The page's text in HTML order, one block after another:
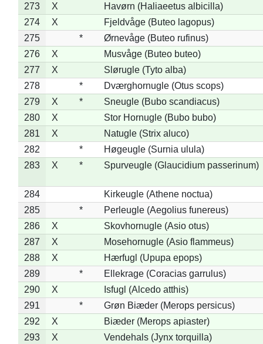
273
X
Havørn (Haliaeetus albicilla)
274
X
Fjeldvåge (Buteo lagopus)
275
*
Ørnevåge (Buteo rufinus)
276
X
Musvåge (Buteo buteo)
277
X
Slørugle (Tyto alba)
278
*
Dværghornugle (Otus scops)
279
X *
Sneugle (Bubo scandiacus)
280
X
Stor Hornugle (Bubo bubo)
281
X
Natugle (Strix aluco)
282
*
Høgeugle (Surnia ulula)
283
X * Spurveugle (Glaucidium passerinum)
284
Kirkeugle (Athene noctua)
285
*
Perleugle (Aegolius funereus)
286
X
Skovhornugle (Asio otus)
287
X
Mosehornugle (Asio flammeus)
288
X
Hærfugl (Upupa epops)
289
*
Ellekrage (Coracias garrulus)
290
X
Isfugl (Alcedo atthis)
291
*
Grøn Biæder (Merops persicus)
292
X
Biæder (Merops apiaster)
293
X
Vendehals (Jynx torquilla)